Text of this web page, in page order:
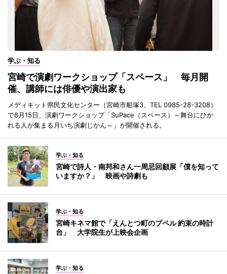
学ぶ・知る
宮崎で演劇ワークショップ「スペース」 毎月開
催、講師には俳優や演出家も
メディキット県民文化センター（宮崎市船塚3、TEL 0985-28-3208）
で8月15日、演劇ワークショップ「SuPace（スペース）～舞台にひか
れる人が集まる月いち演劇じかん～」が開催される。
学ぶ・知る
宮崎で詩人・南邦和さん一周忌回顧展「僕を知って
いますか？」 映画や詩劇も
学ぶ・知る
宮崎キネマ館で「えんとつ町のプペル 約束の時計
台」 大学院生が上映会企画
学ぶ・知る